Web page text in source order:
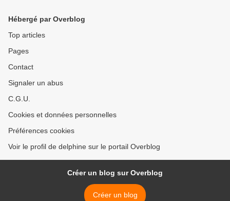
Hébergé par Overblog
Top articles
Pages
Contact
Signaler un abus
C.G.U.
Cookies et données personnelles
Préférences cookies
Voir le profil de delphine sur le portail Overblog
Créer un blog sur Overblog
Créer un blog